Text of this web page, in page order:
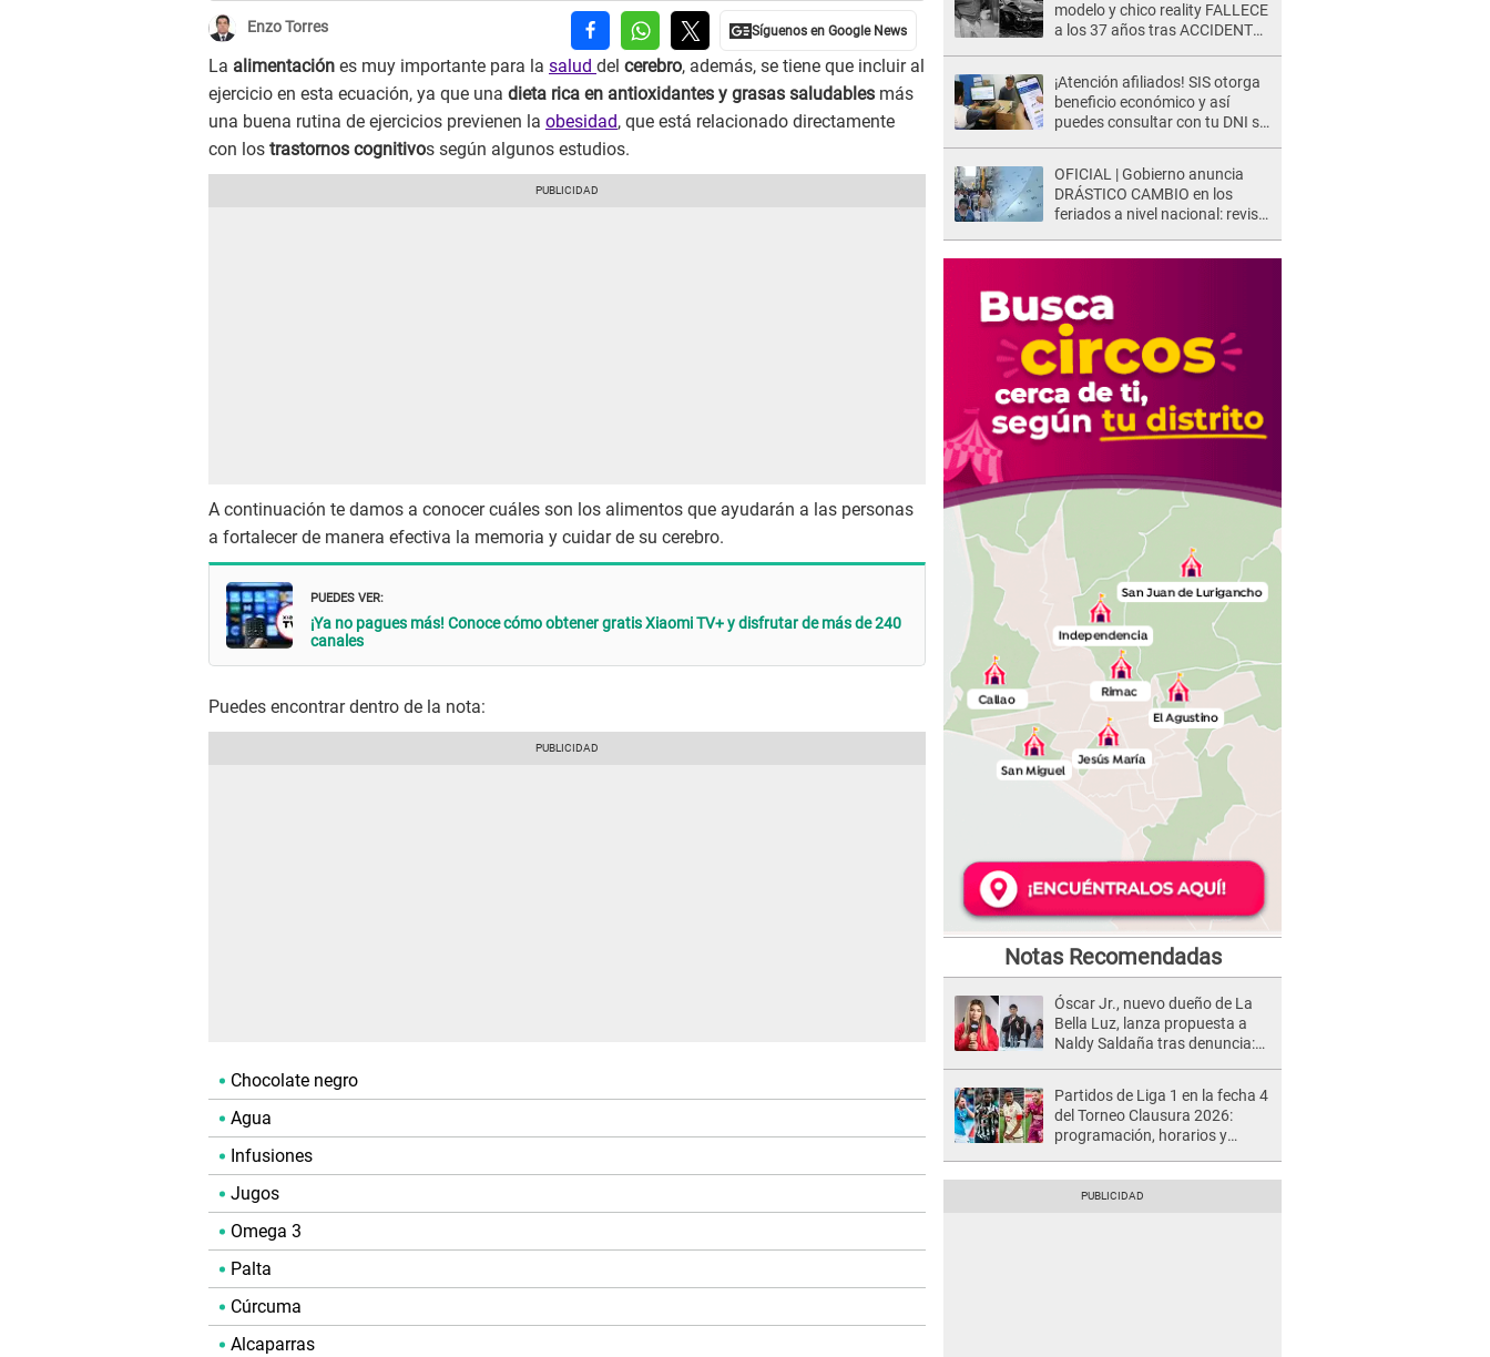
Enzo Torres
La alimentación es muy importante para la salud del cerebro, además, se tiene que incluir al
ejercicio en esta ecuación, ya que una dieta rica en antioxidantes y grasas saludables más
una buena rutina de ejercicios previenen la obesidad, que está relacionado directamente
con los trastornos cognitivos según algunos estudios.
A continuación te damos a conocer cuáles son los alimentos que ayudarán a las personas
a fortalecer de manera efectiva la memoria y cuidar de su cerebro.
PUEDES VER:
¡Ya no pagues más! Conoce cómo obtener gratis Xiaomi TV+ y disfrutar de más de 240
canales
Puedes encontrar dentro de la nota:
Chocolate negro
Agua
Infusiones
Jugos
Omega 3
Palta
Cúrcuma
Alcaparras
modelo y chico reality FALLECE
a los 37 años tras ACCIDENTE
¡Atención afiliados! SIS otorga
beneficio económico y así
puedes consultar con tu DNI si
OFICIAL | Gobierno anuncia
DRÁSTICO CAMBIO en los
feriados a nivel nacional: revisa
Notas Recomendadas
Óscar Jr., nuevo dueño de La
Bella Luz, lanza propuesta a
Naldy Saldaña tras denuncia:
Partidos de Liga 1 en la fecha 4
del Torneo Clausura 2026:
programación, horarios y